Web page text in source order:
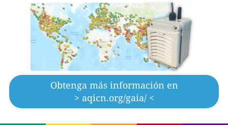
Obtenga más información en
> aqicn.org/gaia/ <